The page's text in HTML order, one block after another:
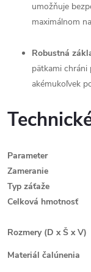
umožňuje
maximálnom
Robustná
pätkami chráni
akémukoľvek
Parameter
Zameranie
Typ záťaže
Celková hmotnosť
Rozmery (D x Š x V)
Materiál čalúnenia